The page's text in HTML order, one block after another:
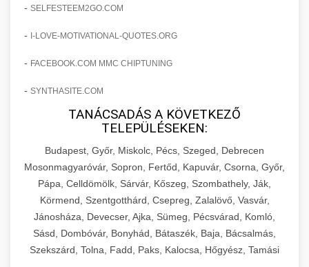
amelyek valós eredményeket hoznak.
szonyegtisztito.net
marketing stratégiai tervrajz
útjáról, bemutatva az utat a küzdő praxistól a
virágzó vállalkozásig 150%-os növekedéssel.
klinika átalakulási történet
Érdeklődés 150%-os Fokozása
Technikák és módszerek a páciensek
érdeklődésének és elkötelezettségének drámai
növeléséhez. Egy 150%-os fellendülési
esettanulmány gyakorlati betekintésekkel.
weboldal-keszites.co
elkötelezettség erősítési módszerek
🎮 19. AI Google Ads és Meta
Kampány Kezelés
Fejlett AI-alapú Google Ads és Meta hirdetési
kampánykezelés. Optimalizálja hirdetési
költségvetését gépi tanulással és
automatizálással.
aikampany.hu AI hirdetési automatizálás
🍞 20. Ipari Dagasztógép +
Professzionális ipari dagasztógépek és
tésztakeverő gépek pékségek és kereskedelmi
konyhák számára. Masszív konstrukció
🔪 21. Ipari Szeletelőgép +
- SELFESTEEM2GO.COM
- I-LOVE-MOTIVATIONAL-QUOTES.ORG
- FACEBOOK.COM MMC CHIPTUNING
- SYNTHASITE.COM
TANÁCSADÁS A KÖVETKEZŐ
TELEPÜLÉSEKEN:
Budapest, Győr, Miskolc, Pécs, Szeged, Debrecen
Mosonmagyaróvár, Sopron, Fertőd, Kapuvár, Csorna, Győr,
Pápa, Celldömölk, Sárvár, Kőszeg, Szombathely, Ják,
Körmend, Szentgotthárd, Csepreg, Zalalövő, Vasvár,
Jánosháza, Devecser, Ajka, Sümeg, Pécsvárad, Komló,
Sásd, Dombóvár, Bonyhád, Bátaszék, Baja, Bácsalmás,
Szekszárd, Tolna, Fadd, Paks, Kalocsa, Hőgyész, Tamási